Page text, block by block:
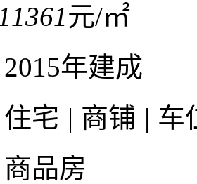
11361元/㎡
2015年建成
住宅 | 商铺 | 车
商品房